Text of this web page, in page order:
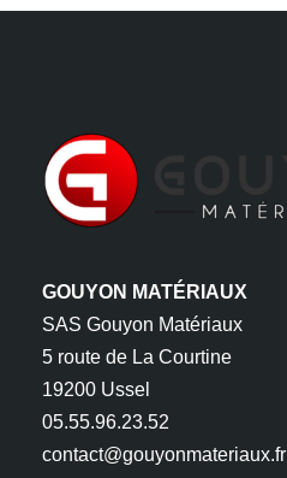
GOUYON MATÉRIAUX
SAS Gouyon Matériaux
5 route de La Courtine
19200 Ussel
05.55.96.23.52
contact@gouyonmateriaux.fr